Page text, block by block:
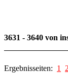
3631 - 3640 von
Ergebnisseiten: 1